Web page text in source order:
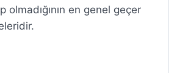
olmadığının en genel geçer